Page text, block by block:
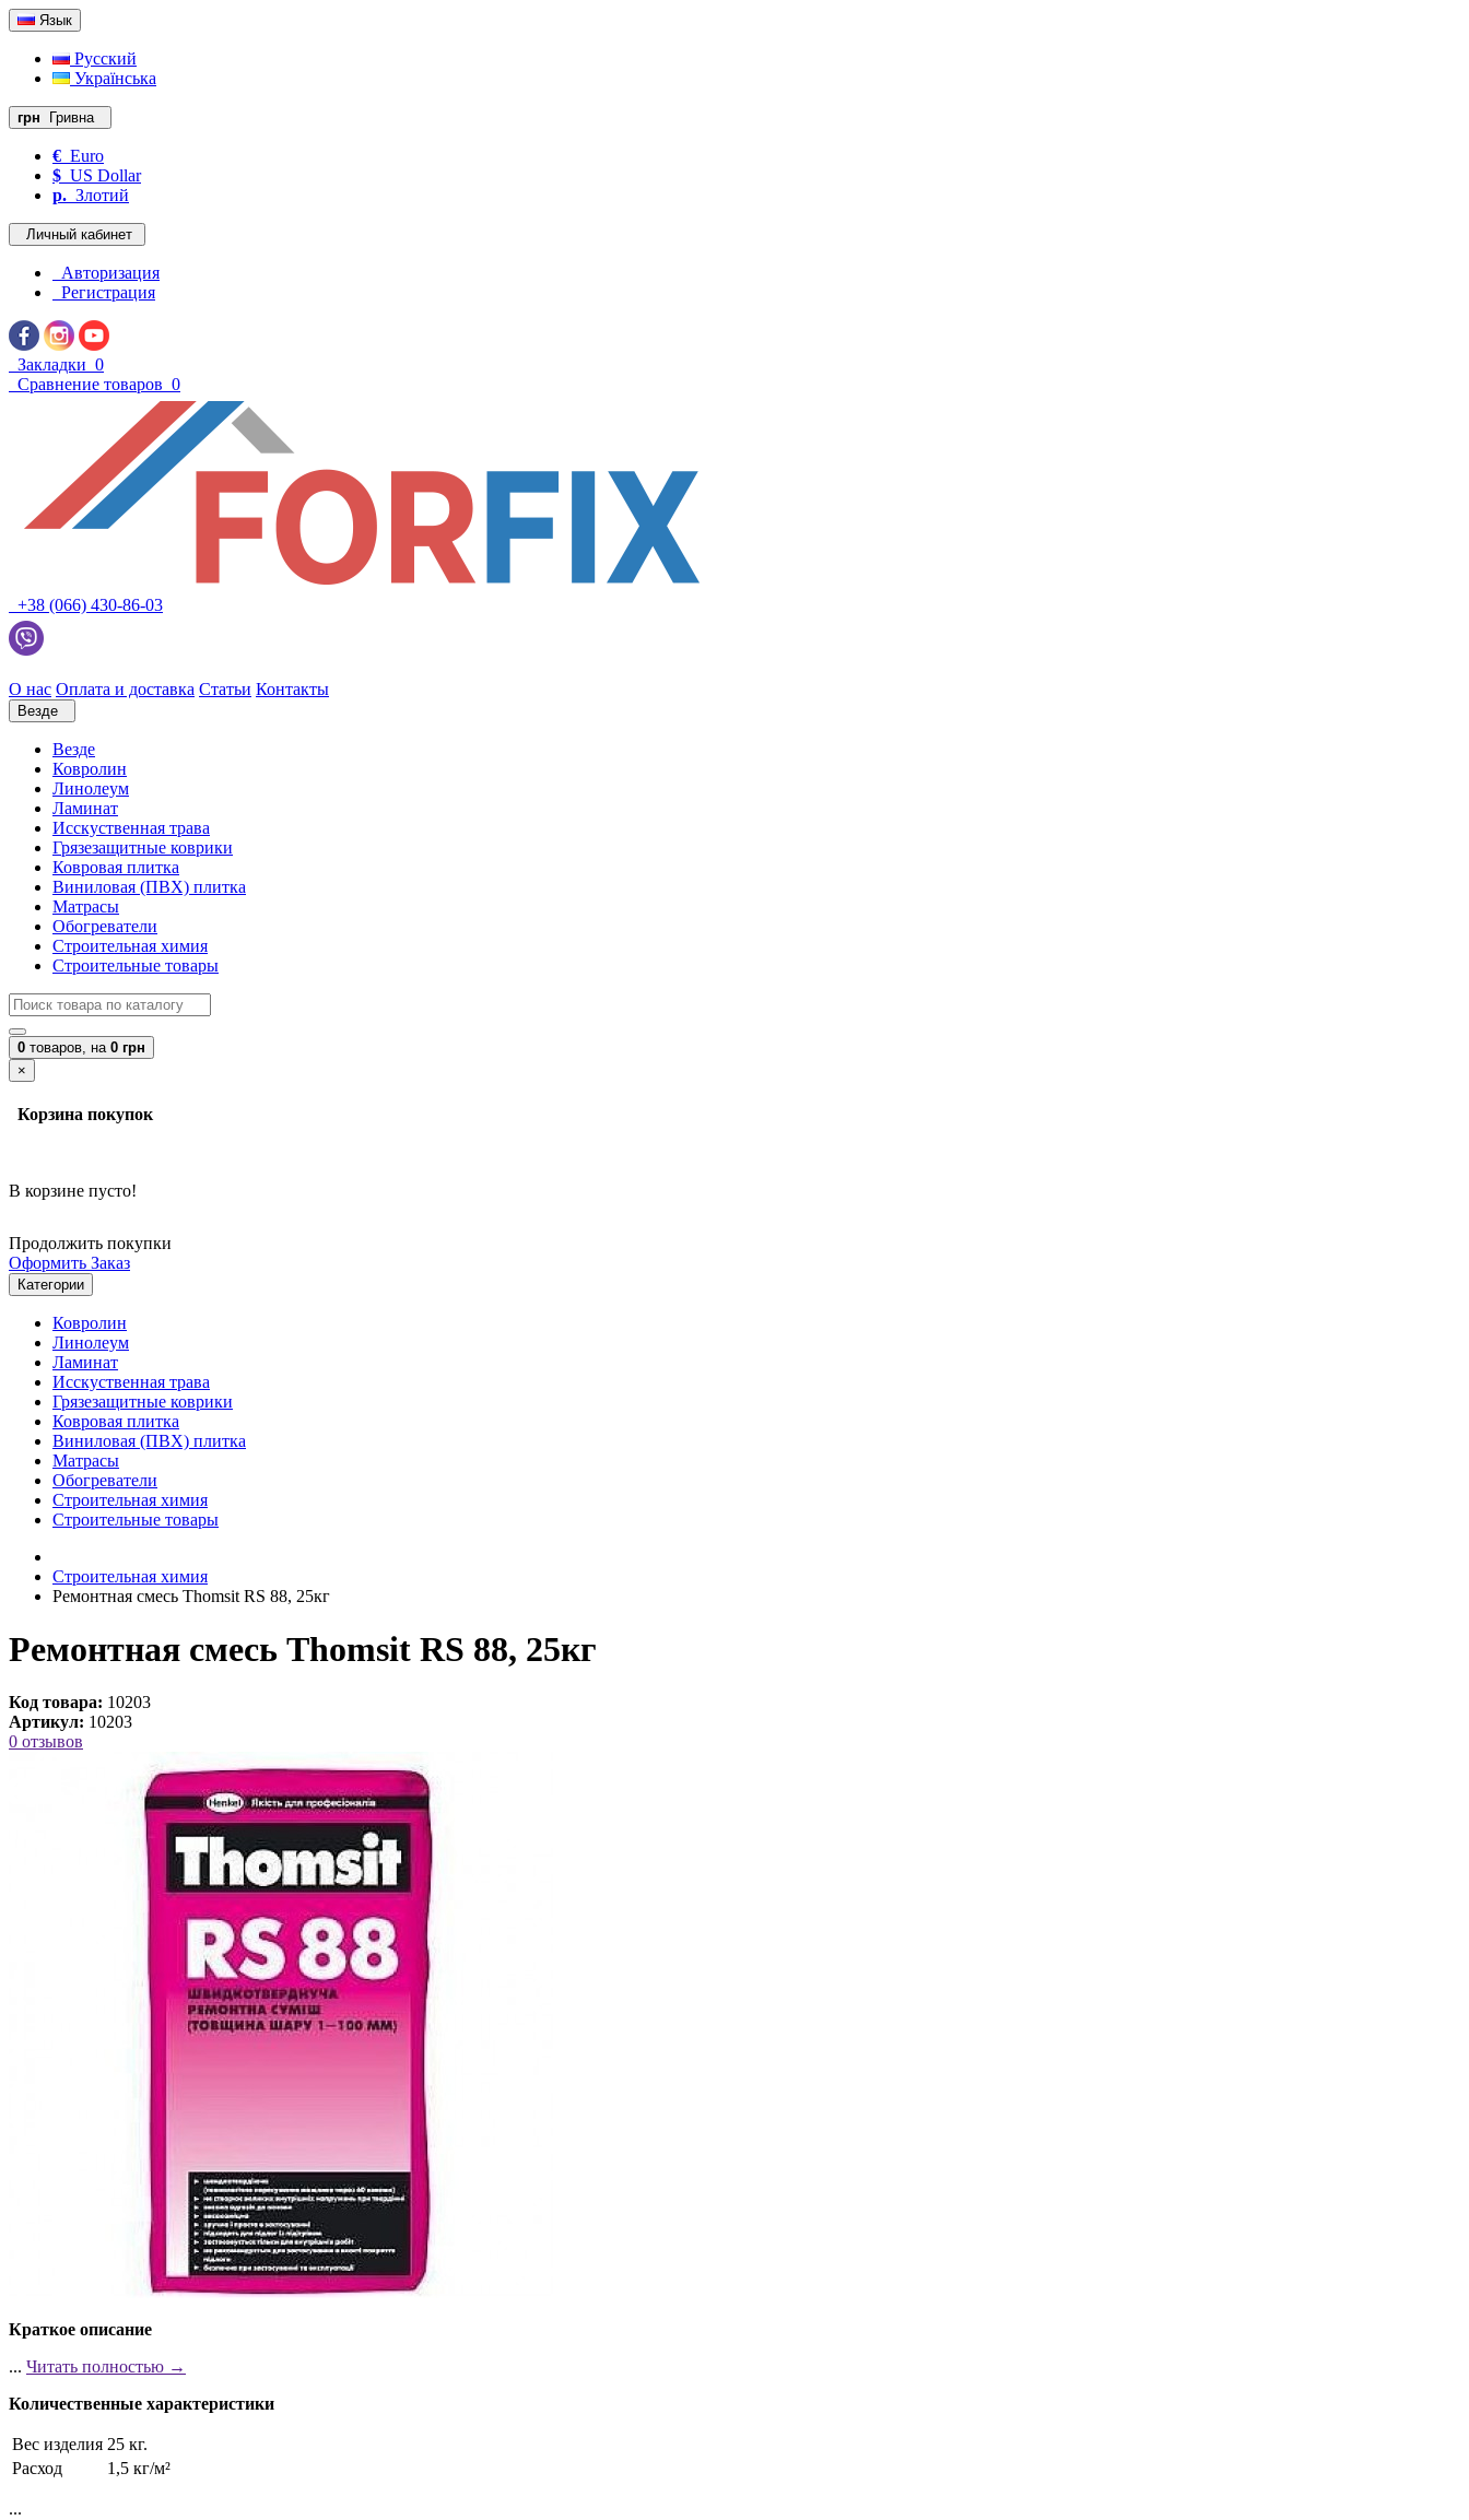
Язык
Русский
Українська
грн Гривна
€ Euro
$ US Dollar
р. Злотий
Личный кабинет
Авторизация
Регистрация
Закладки 0
Сравнение товаров 0
+38 (066) 430-86-03
О нас Оплата и доставка Статьи Контакты
Везде
Везде
Ковролин
Линолеум
Ламинат
Исскуственная трава
Грязезащитные коврики
Ковровая плитка
Виниловая (ПВХ) плитка
Матрасы
Обогреватели
Строительная химия
Строительные товары
0 товаров, на 0 грн
×
Корзина покупок
В корзине пусто!
Продолжить покупки
Оформить Заказ
Категории
Ковролин
Линолеум
Ламинат
Исскуственная трава
Грязезащитные коврики
Ковровая плитка
Виниловая (ПВХ) плитка
Матрасы
Обогреватели
Строительная химия
Строительные товары
Строительная химия
Ремонтная смесь Thomsit RS 88, 25кг
Ремонтная смесь Thomsit RS 88, 25кг
Код товара: 10203
Артикул: 10203
0 отзывов
Краткое описание
... Читать полностью →
Количественные характеристики
Вес изделия 25 кг.
Расход
1,5 кг/м²
...